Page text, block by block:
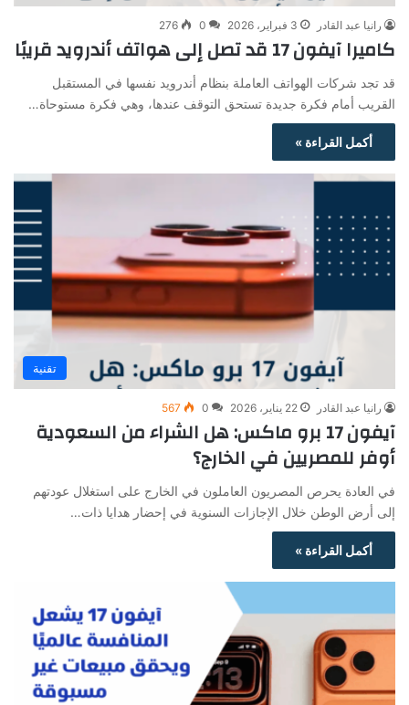
رانيا عبد القادر 3 فبراير، 2026 0
276
كاميرا آيفون 17 قد تصل إلى هواتف أندرويد قريبًا
قد تجد شركات الهواتف العاملة بنظام أندرويد نفسها في المستقبل
القريب أمام فكرة جديدة تستحق التوقف عندها، وهي فكرة مستوحاة…
أكمل القراءة »
تقنية
رانيا عبد القادر 22 يناير، 2026 0
567
آيفون 17 برو ماكس: هل الشراء من السعودية
أوفر للمصريين في الخارج؟
في العادة يحرص المصريون العاملون في الخارج على استغلال عودتهم
إلى أرض الوطن خلال الإجازات السنوية في إحضار هدايا ذات…
أكمل القراءة »